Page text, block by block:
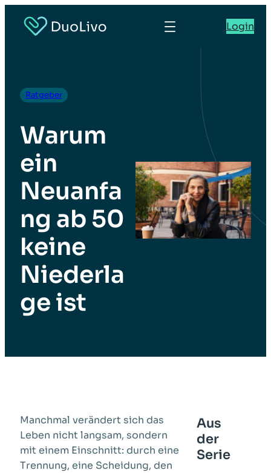
Login
Ratgeber
Warum
ein
Neuanfa
ng ab 50
keine
Niederla
ge ist
Manchmal verändert sich das
Leben nicht langsam, sondern
mit einem Einschnitt: durch eine
Trennung, eine Scheidung, den
Aus
der
Serie